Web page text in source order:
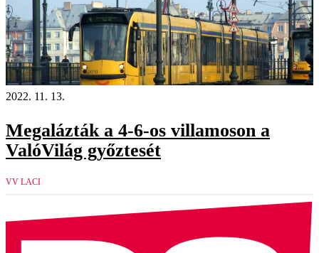
2022. 11. 13.
Megalázták a 4-6-os villamoson a
ValóVilág győztesét
VV LACI